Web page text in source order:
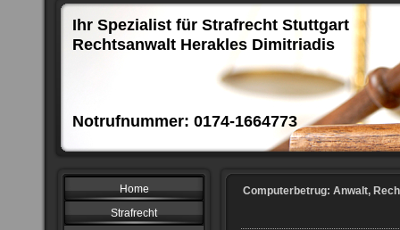
Ihr Spezialist für Strafrecht Stuttgart
Rechtsanwalt Herakles Dimitriadis
Notrufnummer: 0174-1664773
Home
Strafrecht
Computerbetrug: Anwalt,